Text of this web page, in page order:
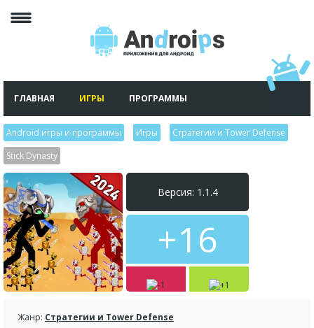
ГЛАВНАЯ ИГРЫ ПРОГРАММЫ
Android игры и программы Игры Стратегии и Tower Defense
Stick Dynasty
Версия: 1.1.4
+16
Жанр: Стратегии и Tower Defense